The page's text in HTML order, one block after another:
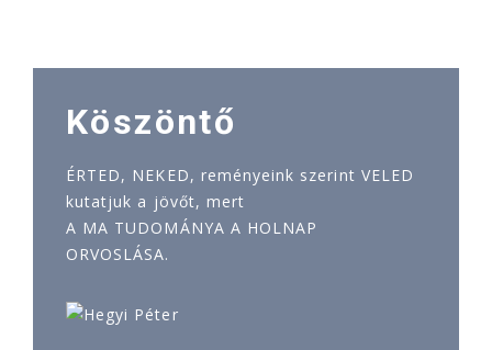
Köszöntő
ÉRTED, NEKED, reményeink szerint VELED
kutatjuk a jövőt, mert
A MA TUDOMÁNYA A HOLNAP
ORVOSLÁSA.